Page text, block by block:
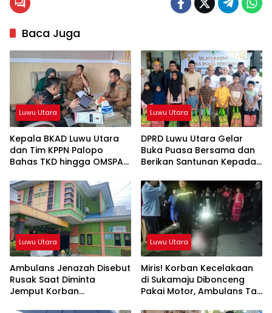
Baca Juga
Luwu Utara
Kepala BKAD Luwu Utara
dan Tim KPPN Palopo
Bahas TKD hingga OMSPAN
Luwu Utara
DPRD Luwu Utara Gelar
Buka Puasa Bersama dan
Berikan Santunan Kepada
Luwu Utara
Ambulans Jenazah Disebut
Rusak Saat Diminta
Jemput Korban
Luwu Utara
Miris! Korban Kecelakaan
di Sukamaju Dibonceng
Pakai Motor, Ambulans Tak